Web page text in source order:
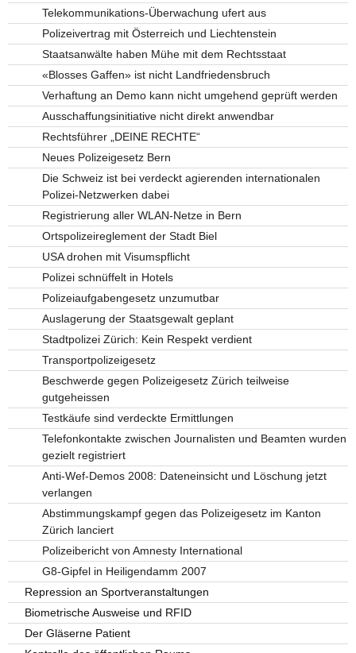
Telekommunikations-Überwachung ufert aus
Polizeivertrag mit Österreich und Liechtenstein
Staatsanwälte haben Mühe mit dem Rechtsstaat
«Blosses Gaffen» ist nicht Landfriedensbruch
Verhaftung an Demo kann nicht umgehend geprüft werden
Ausschaffungsinitiative nicht direkt anwendbar
Rechtsführer „DEINE RECHTE“
Neues Polizeigesetz Bern
Die Schweiz ist bei verdeckt agierenden internationalen
Polizei-Netzwerken dabei
Registrierung aller WLAN-Netze in Bern
Ortspolizeireglement der Stadt Biel
USA drohen mit Visumspflicht
Polizei schnüffelt in Hotels
Polizeiaufgabengesetz unzumutbar
Auslagerung der Staatsgewalt geplant
Stadtpolizei Zürich: Kein Respekt verdient
Transportpolizeigesetz
Beschwerde gegen Polizeigesetz Zürich teilweise
gutgeheissen
Testkäufe sind verdeckte Ermittlungen
Telefonkontakte zwischen Journalisten und Beamten wurden
gezielt registriert
Anti-Wef-Demos 2008: Dateneinsicht und Löschung jetzt
verlangen
Abstimmungskampf gegen das Polizeigesetz im Kanton
Zürich lanciert
Polizeibericht von Amnesty International
G8-Gipfel in Heiligendamm 2007
Repression an Sportveranstaltungen
Biometrische Ausweise und RFID
Der Gläserne Patient